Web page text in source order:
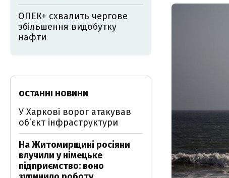
ОПЕК+ схвалить чергове
збільшення видобутку
нафти
ОСТАННІ НОВИНИ
У Харкові ворог атакував
обʼєкт інфраструктури
На Житомирщині росіяни
влучили у німецьке
підприємство: воно